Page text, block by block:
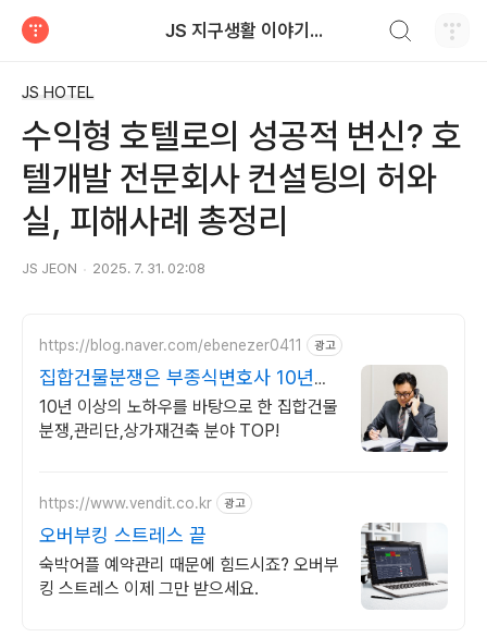
JS 지구생활 이야기...
JS HOTEL
수익형 호텔로의 성공적 변신? 호
텔개발 전문회사 컨설팅의 허와
실, 피해사례 총정리
JS JEON 2025. 7. 31. 02:08
https://blog.naver.com/ebenezer0411 광고
집합건물분쟁은 부종식변호사 10년이
상경력, 풍부한노하우
10년 이상의 노하우를 바탕으로 한 집합건물
분쟁,관리단,상가재건축 분야 TOP!
https://www.vendit.co.kr 광고
오버부킹 스트레스 끝
숙박어플 예약관리 때문에 힘드시죠? 오버부
킹 스트레스 이제 그만 받으세요.